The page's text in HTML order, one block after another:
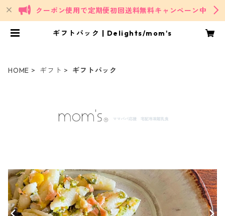
クーポン使用で定期便初回送料無料キャンペーン中
ギフトパック | Delights/mom's
HOME ギフト ギフトパック